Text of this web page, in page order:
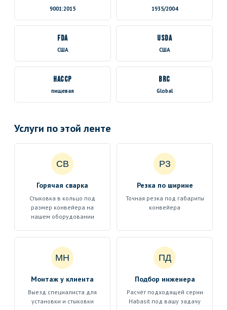
9001:2015 1935/2004
FDA
США
USDA
США
HACCP
пищевая
BRC
Global
Услуги по этой ленте
СВ
Горячая сварка
Стыковка в кольцо под
размер конвейера на
нашем оборудовании
РЗ
Резка по ширине
Точная резка под габариты
конвейера
МН
Монтаж у клиента
Выезд специалиста для
установки и стыковки
ПД
Подбор инженера
Расчёт подходящей серии
Habasit под вашу задачу